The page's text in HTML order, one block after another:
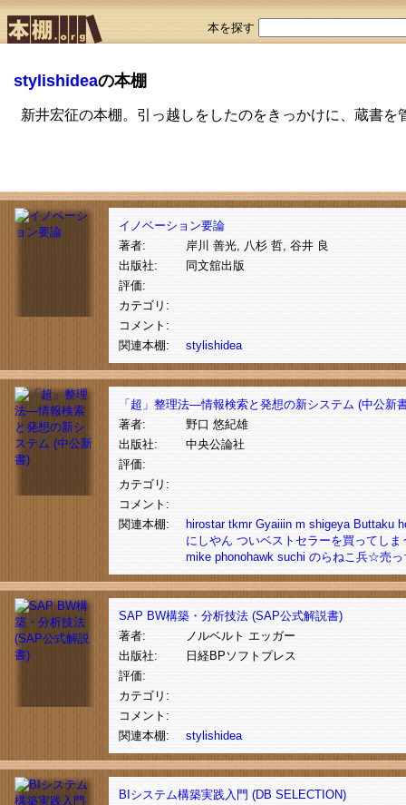
本を探す
stylishideaの本棚
新井宏征の本棚。引っ越しをしたのをきっかけに、蔵書を
イノベーション要論
著者:
岸川 善光, 八杉 哲, 谷井 良
出版社:
同文舘出版
評価:
カテゴリ:
コメント:
関連本棚:
stylishidea
「超」整理法―情報検索と発想の新システム (中公新
著者:
野口 悠紀雄
出版社:
中央公論社
評価:
カテゴリ:
コメント:
関連本棚:
hirostar tkmr Gyaiiin m shigeya Buttaku
にしやん ついベストセラーを買ってしま
mike phonohawk suchi のらねこ兵☆売っ
SAP BW構築・分析技法 (SAP公式解説書)
著者:
ノルベルト エッガー
出版社:
日経BPソフトプレス
評価:
カテゴリ:
コメント:
関連本棚:
stylishidea
BIシステム構築実践入門 (DB SELECTION)